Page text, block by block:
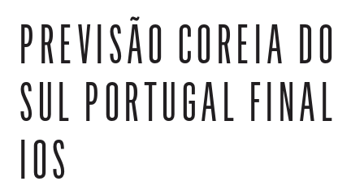
PREVISÃO COREIA DO
SUL PORTUGAL FINAL
IOS